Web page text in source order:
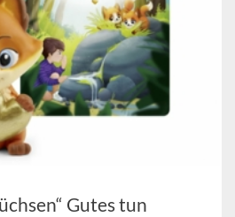
Gutes tun